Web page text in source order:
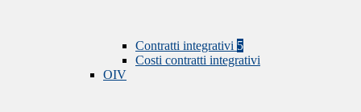
Contratti integrativi 5
Costi contratti integrativi
OIV